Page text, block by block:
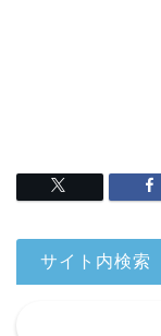
サイト内検索